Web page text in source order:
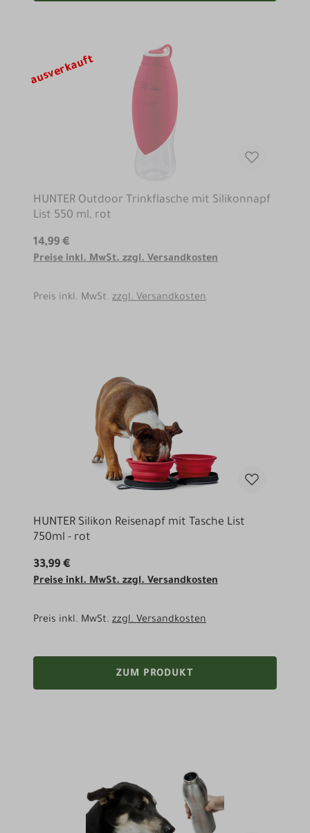
ausverkauft
HUNTER Outdoor Trinkflasche mit Silikonnapf
List 550 ml, rot
14,99 €
Preise inkl. MwSt. zzgl. Versandkosten
Preis inkl. MwSt. zzgl. Versandkosten
HUNTER Silikon Reisenapf mit Tasche List
750ml - rot
33,99 €
Preise inkl. MwSt. zzgl. Versandkosten
Preis inkl. MwSt. zzgl. Versandkosten
ZUM PRODUKT